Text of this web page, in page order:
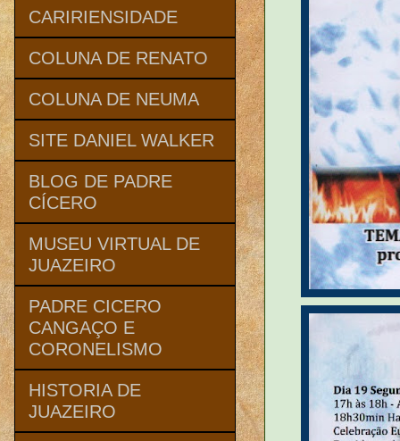
CARIRIENSIDADE
COLUNA DE RENATO
COLUNA DE NEUMA
SITE DANIEL WALKER
BLOG DE PADRE
CÍCERO
MUSEU VIRTUAL DE
JUAZEIRO
PADRE CICERO
CANGAÇO E
CORONELISMO
HISTORIA DE
JUAZEIRO